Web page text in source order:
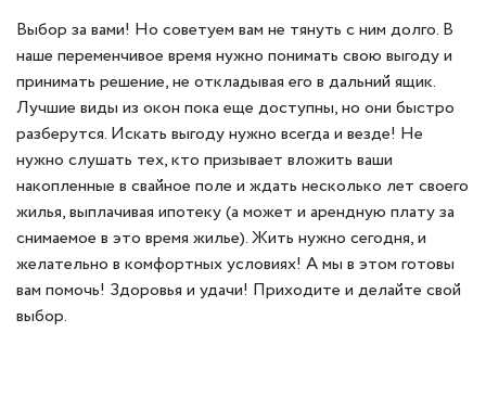
Выбор за вами! Но советуем вам не тянуть с ним долго. В
наше переменчивое время нужно понимать свою выгоду и
принимать решение, не откладывая его в дальний ящик.
Лучшие виды из окон пока еще доступны, но они быстро
разберутся. Искать выгоду нужно всегда и везде! Не
нужно слушать тех, кто призывает вложить ваши
накопленные в свайное поле и ждать несколько лет своего
жилья, выплачивая ипотеку (а может и арендную плату за
снимаемое в это время жилье). Жить нужно сегодня, и
желательно в комфортных условиях! А мы в этом готовы
вам помочь! Здоровья и удачи! Приходите и делайте свой
выбор.